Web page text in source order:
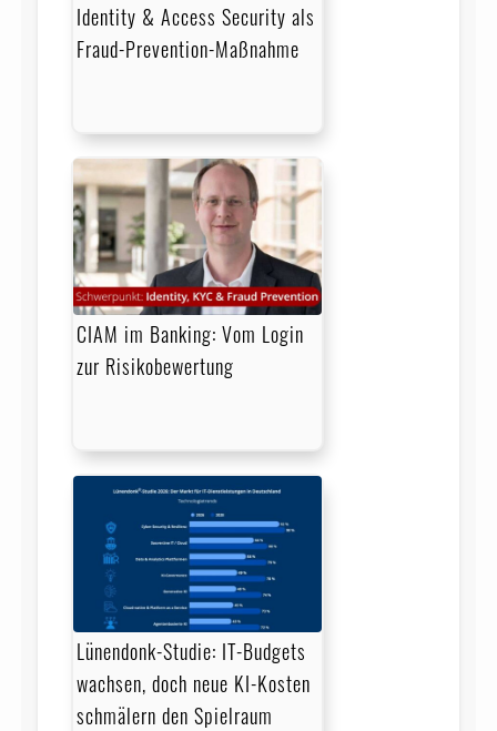
Identity & Access Security als
Fraud-Prevention-Maßnahme
CIAM im Banking: Vom Login
zur Risikobewertung
Lünendonk-Studie: IT-Budgets
wachsen, doch neue KI-Kosten
schmälern den Spielraum